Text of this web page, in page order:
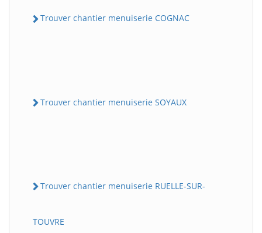
Trouver chantier menuiserie COGNAC
Trouver chantier menuiserie SOYAUX
Trouver chantier menuiserie RUELLE-SUR-
TOUVRE